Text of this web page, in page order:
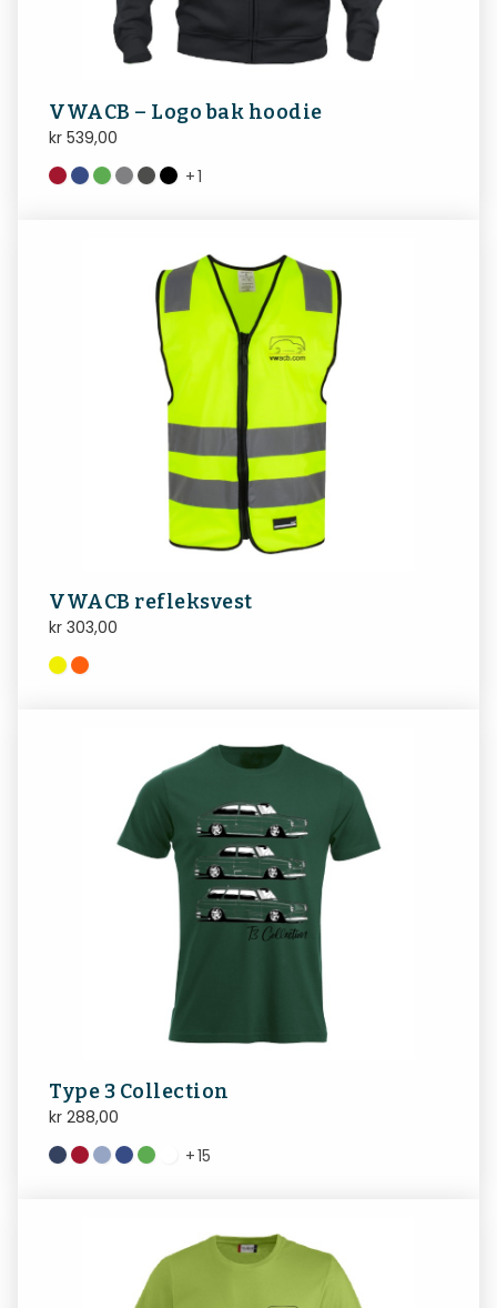
VWACB – Logo bak hoodie
kr 539,00
+1
VWACB refleksvest
kr 303,00
Type 3 Collection
kr 288,00
+15